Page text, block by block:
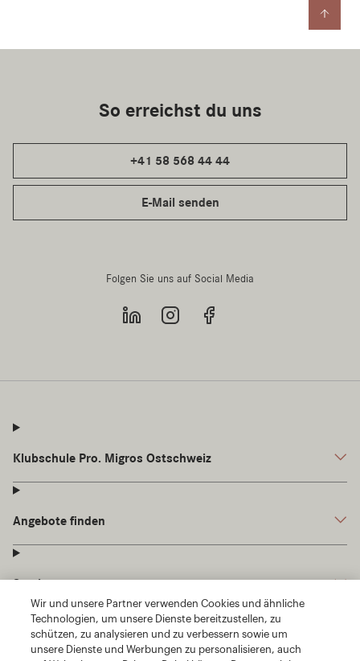
Wir und unsere Partner verwenden Cookies und ähnliche
Technologien, um unsere Dienste bereitzustellen, zu
schützen, zu analysieren und zu verbessern sowie um
unsere Dienste und Werbungen zu personalisieren, auch